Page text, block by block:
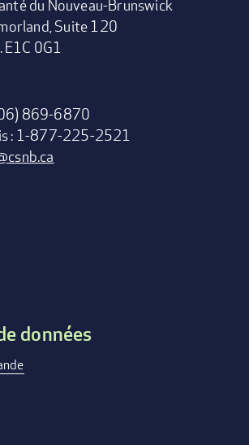
du Nouveau-Brunswick
Suite 120
0G1
869-6870
: 1-877-225-2521
données